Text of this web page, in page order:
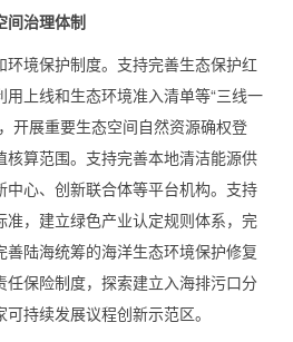
间治理体制
环境保护制度。支持完善生态保护红
上线和生态环境准入清单等“三线一
开展重要生态空间自然资源确权登
算范围。支持完善本地清洁能源供
中心、创新联合体等平台机构。支持
，建立绿色产业认定规则体系，完
陆海统筹的海洋生态环境保护修复
保险制度，探索建立入海排污口分
持续发展议程创新示范区。